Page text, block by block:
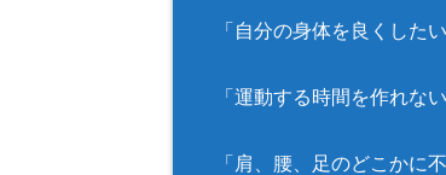
「自分の身体を良くした
「運動する時間を作れない
「肩、腰、足のどこかに